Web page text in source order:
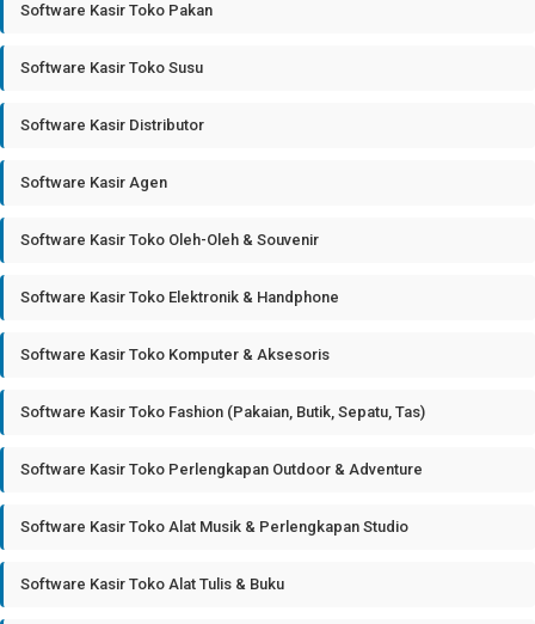
Software Kasir Toko Pakan
Software Kasir Toko Susu
Software Kasir Distributor
Software Kasir Agen
Software Kasir Toko Oleh-Oleh & Souvenir
Software Kasir Toko Elektronik & Handphone
Software Kasir Toko Komputer & Aksesoris
Software Kasir Toko Fashion (Pakaian, Butik, Sepatu, Tas)
Software Kasir Toko Perlengkapan Outdoor & Adventure
Software Kasir Toko Alat Musik & Perlengkapan Studio
Software Kasir Toko Alat Tulis & Buku